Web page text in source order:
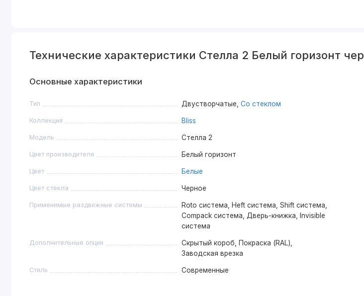
Технические характеристики Стелла 2 Белый горизонт
Основные характеристики
Тип Двустворчатые, Со стеклом
Коллекция Bliss
Модель Стелла 2
Цвет производителя Белый горизонт
Цвет Белые
Цвет стекла Черное
Применимые раздвижные системы
Roto система, Heft система, Shift система,
Compack система, Дверь-книжка, Invisible
система
Дополнительные опции
Скрытый короб, Покраска (RAL),
Заводская врезка
Стиль Современные